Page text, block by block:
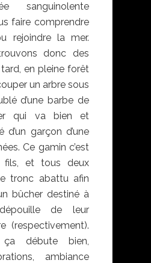
sanguinolente
faire comprendre
rejoindre la mer.
donc des
en pleine forêt
un arbre sous
d’une barbe de
qui va bien et
d’un garçon d’une
Ce gamin c’est
fils, et tous deux
tronc abattu afin
bûcher destiné à
de leur
(respectivement).
débute bien,
ambiance